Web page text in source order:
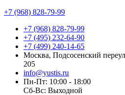
+7 (968) 828-79-99
+7 (968) 828-79-99
+7 (495) 232-64-90
+7 (499) 240-14-65
Москва, Подсосенский
205
info@yustis.ru
Пн-Пт: 10:00 - 18:00
Сб-Вс: Выходной